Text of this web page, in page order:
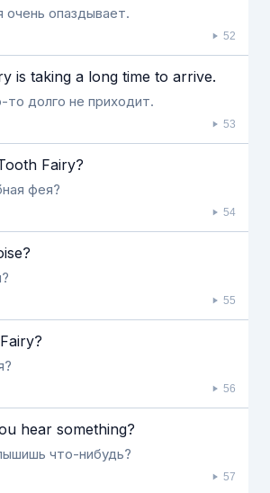
очень опаздывает.
52
is taking a long time to arrive.
то долго не приходит.
53
Fairy?
фея?
54
55
56
hear something?
что-нибудь?
57